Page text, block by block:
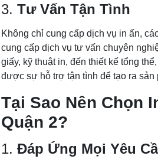
3. Tư Vấn Tận Tình
Không chỉ cung cấp dịch vụ in ấn,
cung cấp dịch vụ tư vấn chuyên
giấy, kỹ thuật in, đến thiết kế tổng
được sự hỗ trợ tận tình để tạo ra sản
Tại Sao Nên Chọn
Quận 2?
1. Đáp Ứng Mọi Yêu